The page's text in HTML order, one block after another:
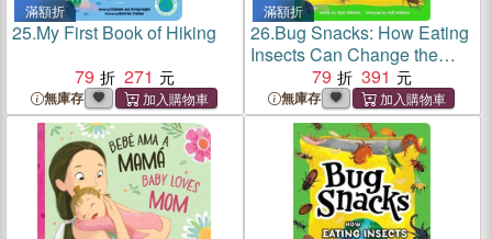
滿額折
25.My First Book of Hiking
79
271
無庫存
滿額折
26.Bug Snacks: How Eating
Insects Can Change the
79 391
無庫存